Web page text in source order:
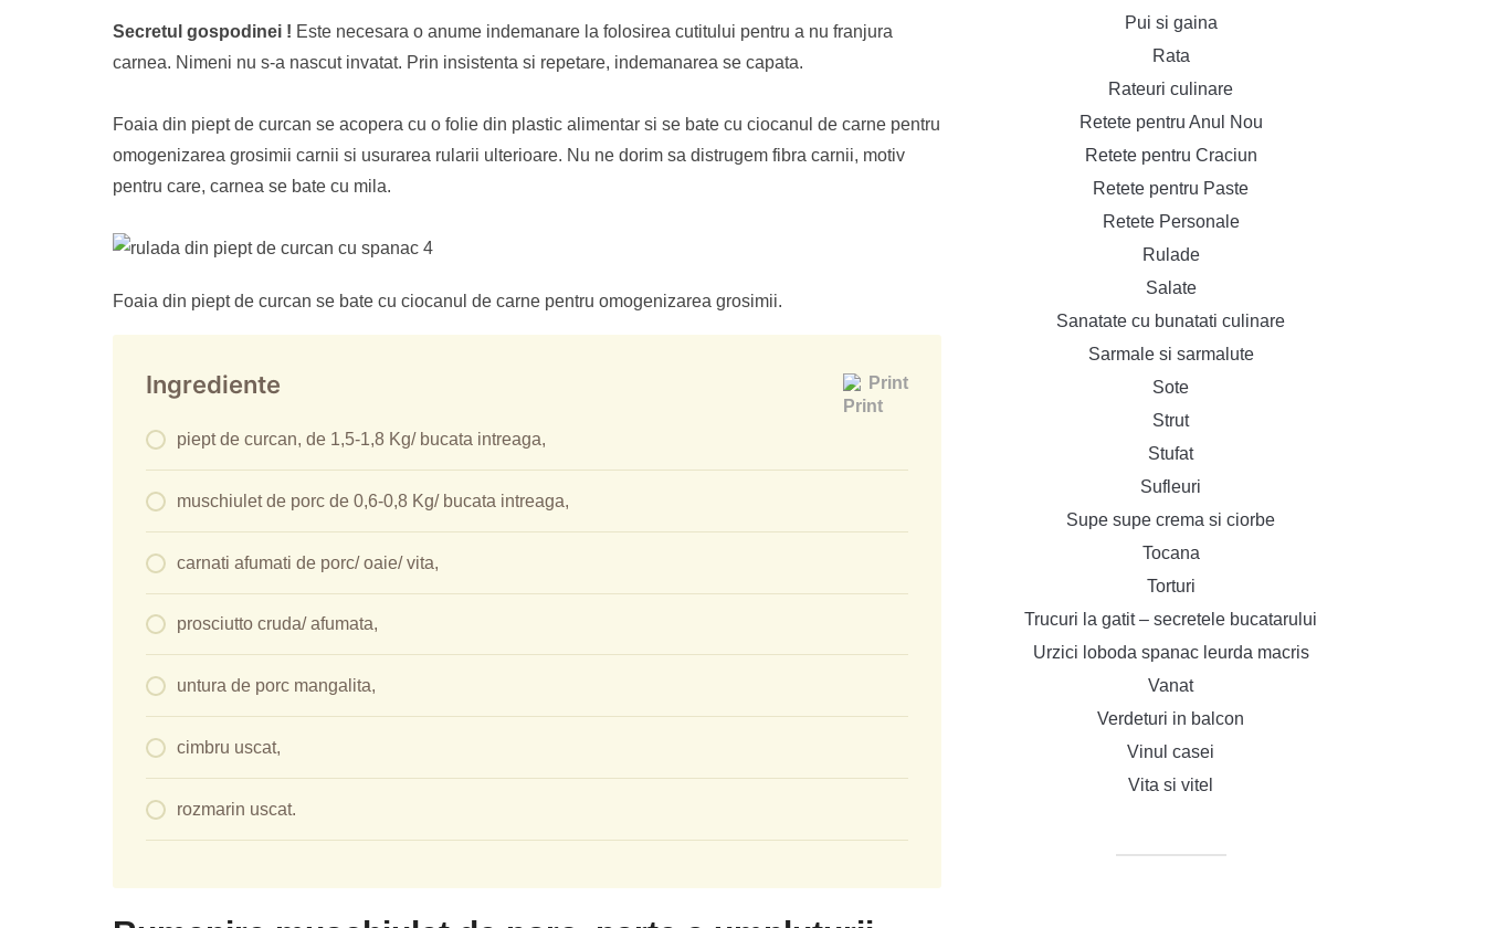
Secretul gospodinei ! Este necesara o anume indemanare la folosirea cutitului pentru a nu franjura
carnea. Nimeni nu s-a nascut invatat. Prin insistenta si repetare, indemanarea se capata.
Foaia din piept de curcan se acopera cu o folie din plastic alimentar si se bate cu ciocanul de carne pentru
omogenizarea grosimii carnii si usurarea rularii ulterioare. Nu ne dorim sa distrugem fibra carnii, motiv
pentru care, carnea se bate cu mila.
Foaia din piept de curcan se bate cu ciocanul de carne pentru omogenizarea grosimii.
Print
Ingrediente
piept de curcan, de 1,5-1,8 Kg/ bucata intreaga,
muschiulet de porc de 0,6-0,8 Kg/ bucata intreaga,
carnati afumati de porc/ oaie/ vita,
prosciutto cruda/ afumata,
untura de porc mangalita,
cimbru uscat,
rozmarin uscat.
Pui si gaina
Rata
Rateuri culinare
Retete pentru Anul Nou
Retete pentru Craciun
Retete pentru Paste
Retete Personale
Rulade
Salate
Sanatate cu bunatati culinare
Sarmale si sarmalute
Sote
Strut
Stufat
Sufleuri
Supe supe crema si ciorbe
Tocana
Torturi
Trucuri la gatit – secretele bucatarului
Urzici loboda spanac leurda macris
Vanat
Verdeturi in balcon
Vinul casei
Vita si vitel